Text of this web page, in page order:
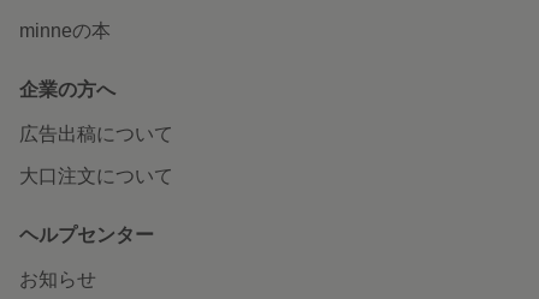
minneの本
企業の方へ
広告出稿について
大口注文について
ヘルプセンター
お知らせ